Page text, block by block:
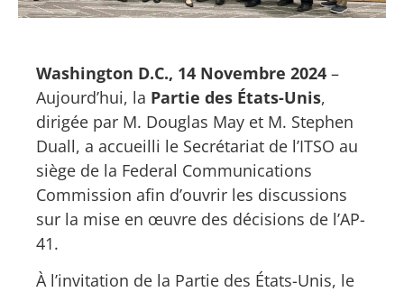
Washington D.C., 14 Novembre 2024 –
Aujourd’hui, la Partie des États-Unis,
dirigée par M. Douglas May et M. Stephen
Duall, a accueilli le Secrétariat de l’ITSO au
siège de la Federal Communications
Commission afin d’ouvrir les discussions
sur la mise en œuvre des décisions de l’AP-
41.
À l’invitation de la Partie des États-Unis, le